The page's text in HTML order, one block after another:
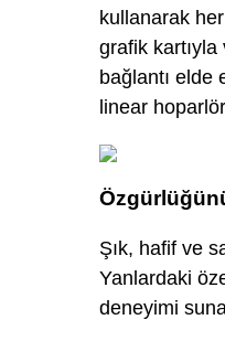
kullanarak
grafik kartıyla
bağlantı elde
linear
Şık, hafif ve
Yanlardaki
deneyimi